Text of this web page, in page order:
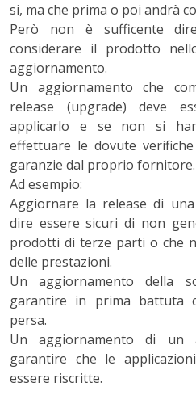
si, ma che prima o poi andrà
Però non è sufficente
considerare il prodotto
aggiornamento.
Un aggiornamento che
release (upgrade) deve
applicarlo e se non si
effettuare le dovute
garanzie dal proprio fornitore.
Ad esempio:
Aggiornare la release di
dire essere sicuri di non
prodotti di terze parti o che
delle prestazioni.
Un aggiornamento della
garantire in prima battuta
persa.
Un aggiornamento di un
garantire che le
essere riscritte.